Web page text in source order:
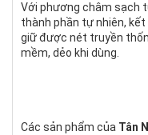
Với phương châm sạch
thành phần tự nhiên,
giữ được nét truyền
mềm, dẻo khi dùng.
Các sản phẩm của Tân